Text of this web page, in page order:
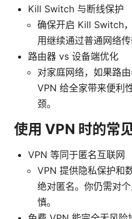
Kill Switch 与断线保护
确保开启 Kill Switch
用继续通过普通网络传
路由器 vs 设备端优化
对家庭网络，如果路
VPN 给全家带来便利
颈。
使用 VPN 时的常
VPN 等同于匿名互联网
VPN 提供隐私保护和
绝对匿名。你仍需对
慎。